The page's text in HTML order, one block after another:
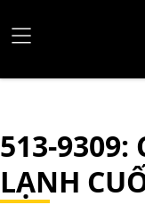
513-9309:
LẠNH